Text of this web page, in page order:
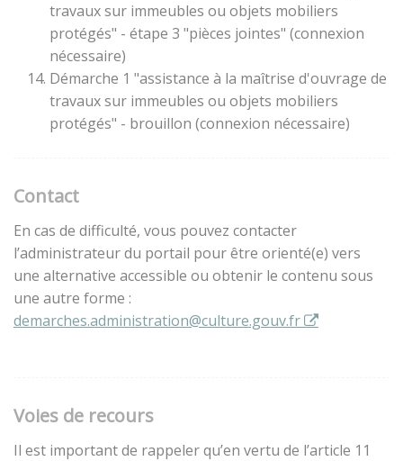
travaux sur immeubles ou objets mobiliers
protégés" - étape 3 "pièces jointes" (connexion
nécessaire)
Démarche 1 "assistance à la maîtrise d'ouvrage de
travaux sur immeubles ou objets mobiliers
protégés" - brouillon (connexion nécessaire)
Contact
En cas de difficulté, vous pouvez contacter
l’administrateur du portail pour être orienté(e) vers
une alternative accessible ou obtenir le contenu sous
une autre forme :
demarches.administration@culture.gouv.fr
Voies de recours
Il est important de rappeler qu’en vertu de l’article 11